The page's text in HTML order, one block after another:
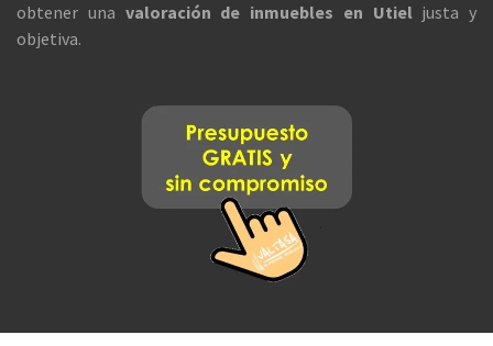
obtener una valoración de inmuebles en Utiel justa y
objetiva.